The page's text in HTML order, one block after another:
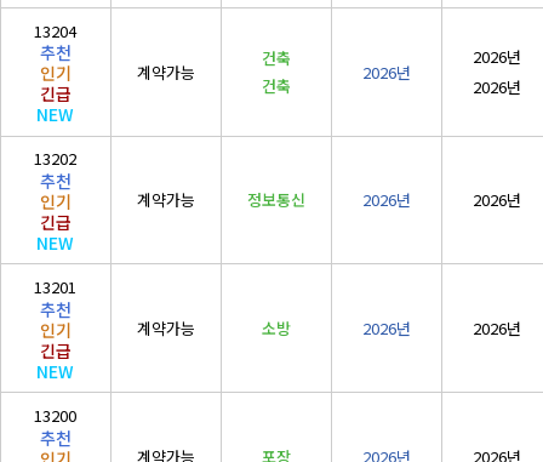
13204
추천
인기
긴급
NEW
계약가능
건축
건축
2026년
2026년
2026년
13202
추천
인기
긴급
NEW
계약가능 정보통신 2026년 2026년
13201
추천
인기
긴급
NEW
계약가능 소방 2026년 2026년
13200
추천
계약가능 포장 2026년 2026년